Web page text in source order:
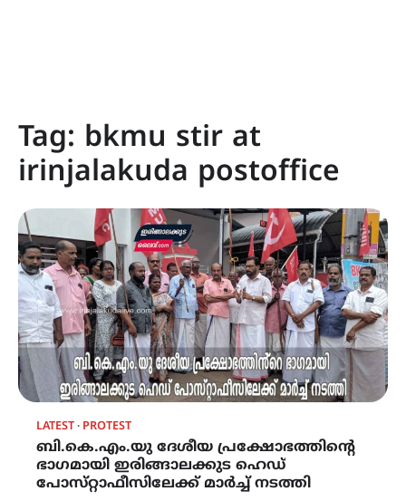
Tag: bkmu stir at
irinjalakuda postoffice
LATEST PROTEST
ബി.കെ.എം.യു ദേശീയ പ്രക്ഷോഭത്തിൻ്റെ
ഭാഗമായി ഇരിങ്ങാലക്കുട ഹെഡ്
പോസ്‌റ്റാഫീസിലേക്ക് മാർച്ച് നടത്തി